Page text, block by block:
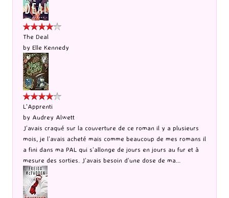
The Deal
by Elle Kennedy
L'Apprenti
by Audrey Alwett
J’avais craqué sur la couverture de ce roman il y a plusieurs
mois, je l’avais acheté mais comme beaucoup de mes romans il
a fini dans ma PAL qui s’allonge de jours en jours au fur et à
mesure des sorties. J’avais besoin d’une dose de ma...